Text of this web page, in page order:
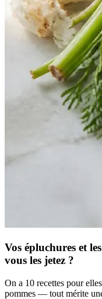
Vos épluchures et
vous les jetez ?
On a 10 recettes pour
pommes — tout mérite